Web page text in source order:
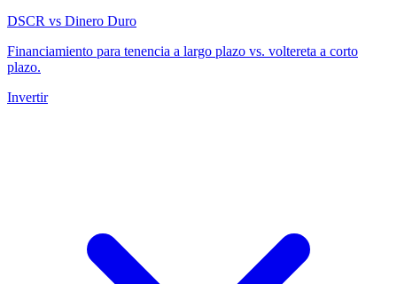
DSCR vs Dinero Duro
Financiamiento para tenencia a largo plazo vs. voltereta a corto
plazo.
Invertir